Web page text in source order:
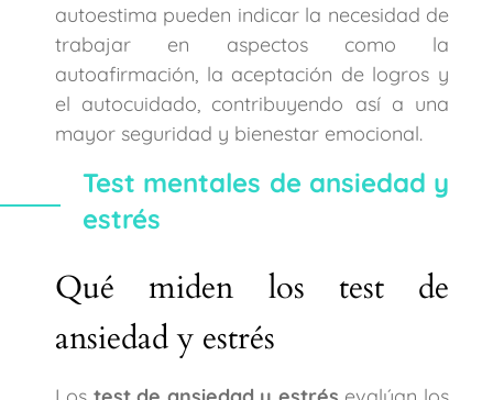
autoestima pueden indicar la necesidad de
trabajar en aspectos como la
autoafirmación, la aceptación de logros y
el autocuidado, contribuyendo así a una
mayor seguridad y bienestar emocional.
Test mentales de ansiedad y
estrés
Qué miden los test de
ansiedad y estrés